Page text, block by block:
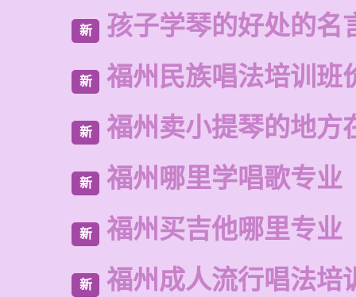
新 孩子学琴的好处的名
新 福州民族唱法培训班
新 福州卖小提琴的地方
新 福州哪里学唱歌专业
新 福州买吉他哪里专业
新 福州成人流行唱法培